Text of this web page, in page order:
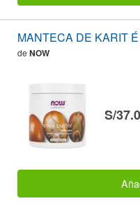
MANTECA DE KARIT
de NOW
S/